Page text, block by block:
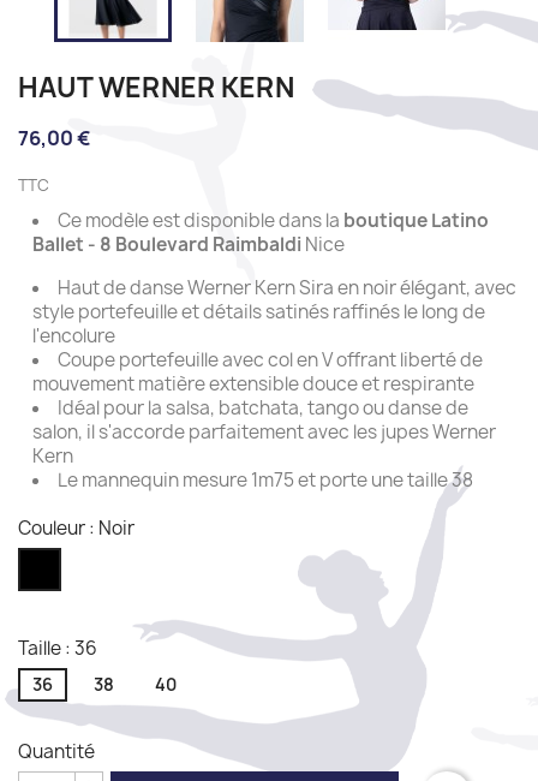
HAUT WERNER KERN
76,00 €
TTC
Ce modèle est disponible dans la boutique Latino
Ballet - 8 Boulevard Raimbaldi Nice
Haut de danse Werner Kern Sira en noir élégant, avec
style portefeuille et détails satinés raffinés le long de
l'encolure
Coupe portefeuille avec col en V offrant liberté de
mouvement matière extensible douce et respirante
Idéal pour la salsa, batchata, tango ou danse de
salon, il s'accorde parfaitement avec les jupes Werner
Kern
Le mannequin mesure 1m75 et porte une taille 38
Couleur : Noir
Taille : 36
36 38 40
Quantité